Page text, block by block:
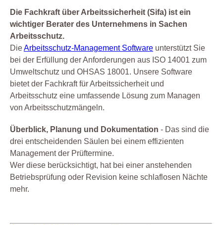
Die Fachkraft über Arbeitssicherheit (Sifa) ist ein
wichtiger Berater des Unternehmens in Sachen
Arbeitsschutz.
DieArbeitsschutz-Management Software unterstützt Sie
bei der Erfüllung der Anforderungen aus ISO 14001 zum
Umweltschutz und OHSAS 18001. Unsere Software
bietet der Fachkraft für Arbeitssicherheit und
Arbeitsschutz eine umfassende Lösung zum Managen
von Arbeitsschutzmängeln.
Überblick, Planung und Dokumentation - Das sind die
drei entscheidenden Säulen bei einem effizienten
Management der Prüftermine.
Wer diese berücksichtigt, hat bei einer anstehenden
Betriebsprüfung oder Revision keine schlaflosen Nächte
mehr.